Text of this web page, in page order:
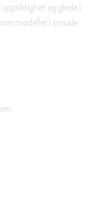
og glede i
modeller i sosiale